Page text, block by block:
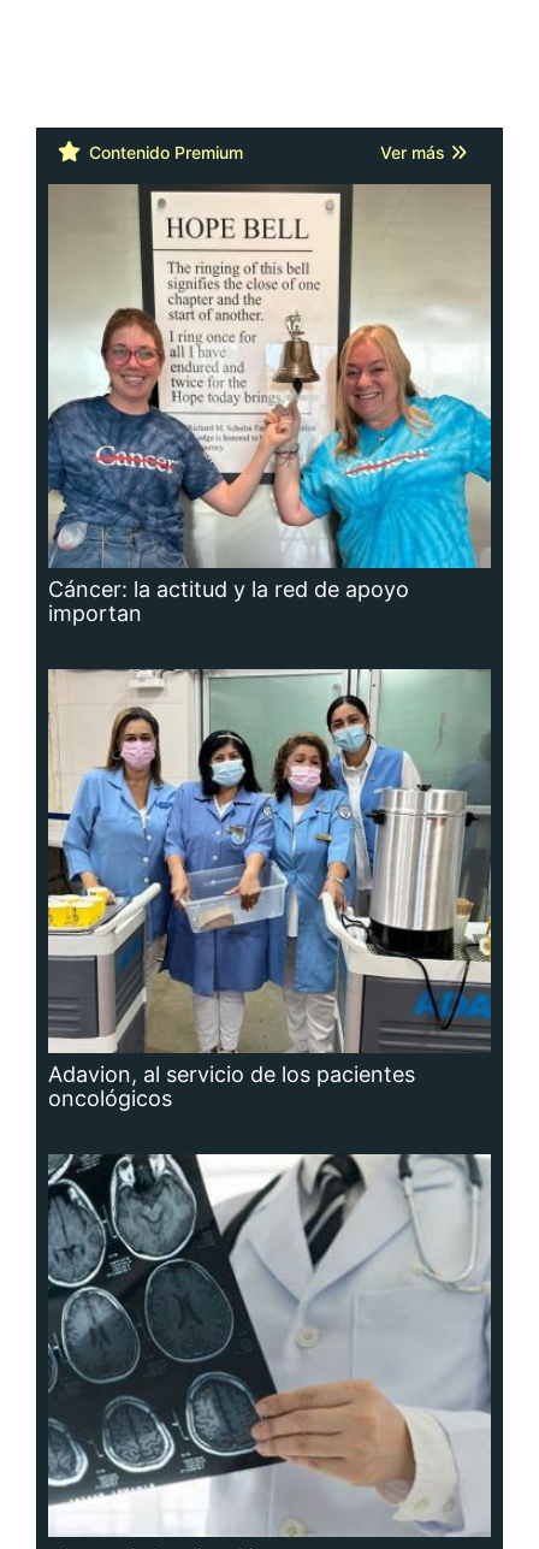
Contenido Premium Ver más
Cáncer: la actitud y la red de apoyo
importan
Adavion, al servicio de los pacientes
oncológicos